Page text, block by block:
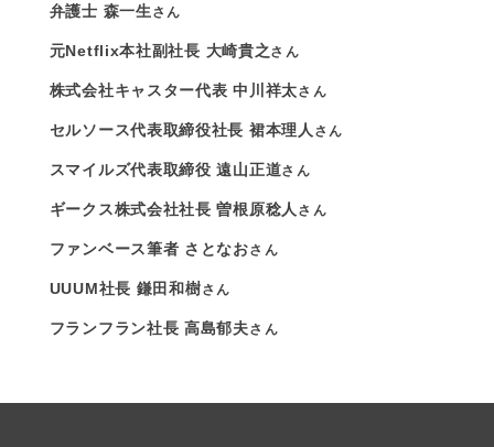
弁護士 森一生 さん
元Netflix本社副社長 大崎貴之さん
株式会社キャスター代表 中川祥太さん
セルソース代表取締役社長 裙本理人 さん
スマイルズ代表取締役 遠山正道さん
ギークス株式会社社長 曽根原稔人 さん
ファンベース筆者 さとなおさん
UUUM社長 鎌田和樹さん
フランフラン社長 高島郁夫さん